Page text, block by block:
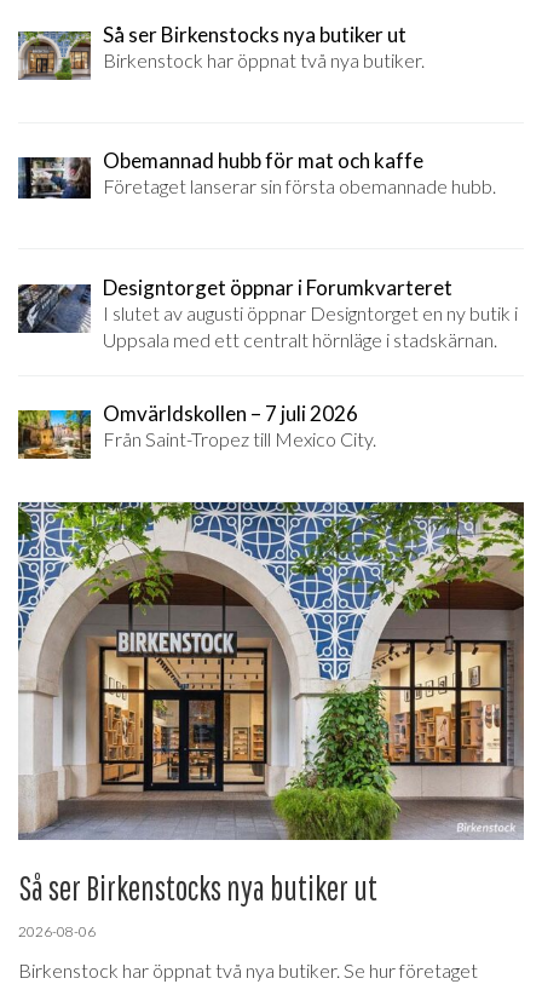
Så ser Birkenstocks nya butiker ut
Birkenstock har öppnat två nya butiker.
Obemannad hubb för mat och kaffe
Företaget lanserar sin första obemannade hubb.
Designtorget öppnar i Forumkvarteret
I slutet av augusti öppnar Designtorget en ny butik i
Uppsala med ett centralt hörnläge i stadskärnan.
Omvärldskollen – 7 juli 2026
Från Saint-Tropez till Mexico City.
Så ser Birkenstocks nya butiker ut
2026-08-06
Birkenstock har öppnat två nya butiker. Se hur företaget